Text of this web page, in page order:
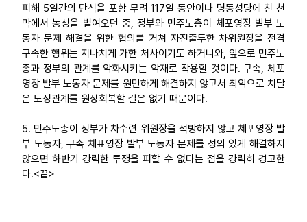
피해 5일간의 단식을 포함 무려 117일 동안이나 명동성당에 친 천
막에서 농성을 벌여오던 중, 정부와 민주노총이 체포영장 발부 노
동자 문제 해결을 위한 협의를 거쳐 자진출두한 차위원장을 전격
구속한 행위는 지나치게 가한 처사이기도 하거니와, 앞으로 민주노
총과 정부의 관계를 악화시키는 악재로 작용할 것이다. 구속, 체포
영장 발부 노동자 문제를 원만하게 해결하지 않고서 최악으로 치달
은 노정관계를 원상회복할 길은 없기 때문이다.
5. 민주노총이 정부가 차수련 위원장을 석방하지 않고 체포영장 발
부 노동자, 구속 체표영장 발부 노동자 문제를 성의 있게 해결하지
않으면 하반기 강력한 투쟁을 피할 수 없다는 점을 강력히 경고한
다.<끝>